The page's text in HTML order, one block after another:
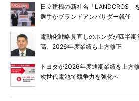
日立建機の新社名「LANDCROS」
選手がブランドアンバサダー就任
電動化戦略見直しのホンダが四半
高、2026年度業績も上方修正
トヨタが2026年度通期業績を上方
次世代電池で競争力を強化へ